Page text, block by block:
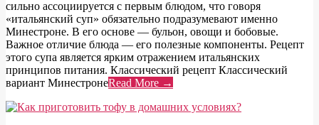
сильно ассоциируется с первым блюдом, что говоря
«итальянский суп» обязательно подразумевают именно
Минестроне. В его основе — бульон, овощи и бобовые.
Важное отличие блюда — его полезные компоненты. Рецепт
этого супа является ярким отражением итальянских
принципов питания. Классический рецепт Классический
вариант МинестронеRead More →